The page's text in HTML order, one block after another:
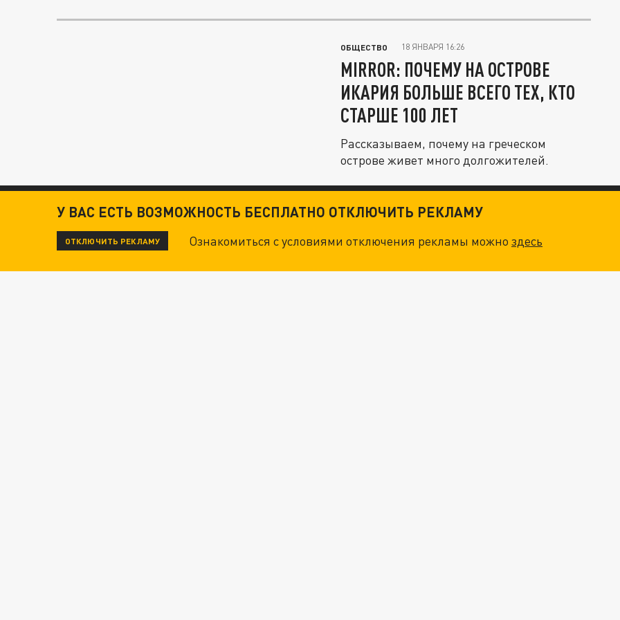
ОБЩЕСТВО 18 ЯНВАРЯ 16:26
MIRROR: ПОЧЕМУ НА ОСТРОВЕ
ИКАРИЯ БОЛЬШЕ ВСЕГО ТЕХ, КТО
СТАРШЕ 100 ЛЕТ
Рассказываем, почему на греческом
острове живет много долгожителей.
У ВАС ЕСТЬ ВОЗМОЖНОСТЬ БЕСПЛАТНО ОТКЛЮЧИТЬ РЕКЛАМУ
ОТКЛЮЧИТЬ РЕКЛАМУ Ознакомиться с условиями отключения рекламы можноздесь